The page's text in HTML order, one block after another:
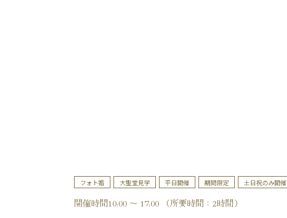
フォト婚 大聖堂見学 平日開催 期間限定 土日祝のみ開催
開催時間10:00 ～ 17:00 （所要時間：2時間）